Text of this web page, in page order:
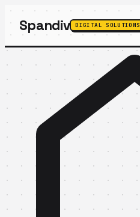
Spandiv DIGITAL SOLUTIONS
SPANDIV ASSISTANT